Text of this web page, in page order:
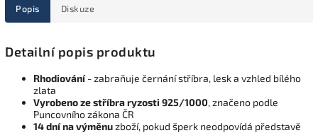
Popis Diskuze
Detailní popis produktu
Rhodiování- zabraňuje černání stříbra, lesk a vzhled bílého
zlata
Vyrobeno ze stříbra ryzosti 925/1000, značeno podle
Puncovního zákona ČR
14 dní na výměnuzboží, pokud šperk neodpovídá představě